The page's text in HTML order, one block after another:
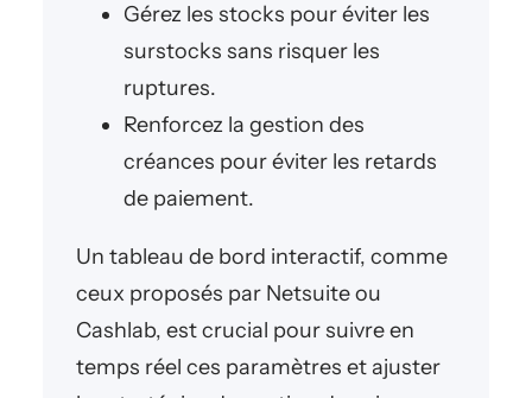
Gérez les stocks pour éviter les
surstocks sans risquer les
ruptures.
Renforcez la gestion des
créances pour éviter les retards
de paiement.
Un tableau de bord interactif, comme
ceux proposés par Netsuite ou
Cashlab, est crucial pour suivre en
temps réel ces paramètres et ajuster